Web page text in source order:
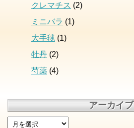
クレマチス(2)
ミニバラ(1)
大手毬(1)
牡丹(2)
芍薬(4)
アーカイブ